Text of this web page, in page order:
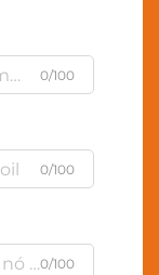
0/100
0/100
0/100